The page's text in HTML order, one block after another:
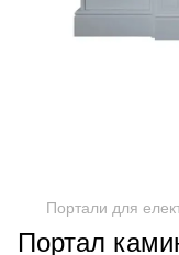
Портали для
Портал